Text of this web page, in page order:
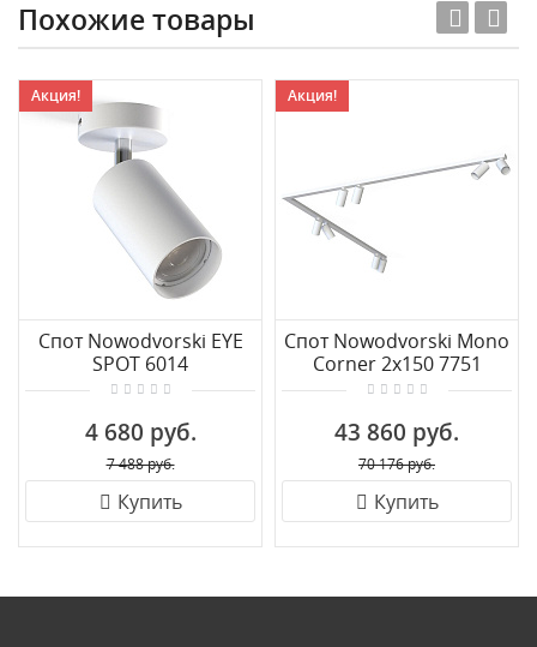
Похожие товары
Акция!
Спот Nowodvorski EYE
SPOT 6014
4 680 руб.
7 488 руб.
Купить
Акция!
Спот Nowodvorski Mono
Corner 2x150 7751
43 860 руб.
70 176 руб.
Купить